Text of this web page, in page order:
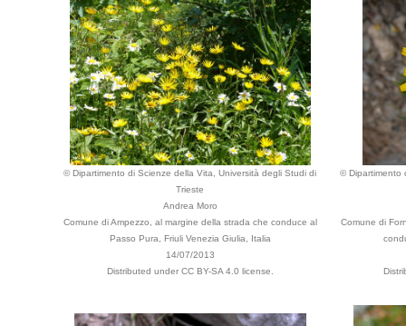
© Dipartimento di Scienze della Vita, Università degli Studi di
Trieste
Andrea Moro
Comune di Ampezzo, al margine della strada che conduce al
Passo Pura, Friuli Venezia Giulia, Italia
14/07/2013
Distributed under CC BY-SA 4.0 license.
© Dipartimento
Comune di